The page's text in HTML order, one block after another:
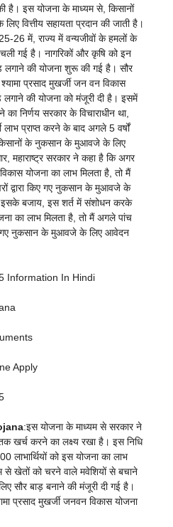
है। इस योजना के माध्यम से, किसानों
वित्तीय सहायता प्रदान की जाती है।
26 में, राज्य में वन्यजीवों के हमलों के
गई है। नागरिकों और कृषि को इन
लगाने की योजना शुरू की गई है। सौर
प्रसाद मुखर्जी जन वन विकास
लगाने की योजना को मंजूरी दी है। इसमें
निर्णय सरकार के विचाराधीन था,
लाभ प्राप्त करने के बाद अगले 5 वर्षों
किसानों के नुकसान के मुआवजे के लिए
सरकार ने कहा है कि अगर
योजना का लाभ मिलता है, तो मैं
द्वारा किए गए नुकसान के मुआवजे के
बजाय, इस शर्त में संशोधन करके
का लाभ मिलता है, तो मैं अगले पांच
गए नुकसान के मुआवजे के लिए आवेदन
Information In Hindi
Apply
:इस योजना के माध्यम से सरकार ने
खर्च करने का लक्ष्य रखा है। इस निधि
लाभार्थियों को इस योजना का लाभ
से खेतों को चरने वाले मवेशियों से बचाने
सौर बाड़ बनाने की मंजूरी दी गई है।
प्रसाद मुखर्जी जनवन विकास योजना